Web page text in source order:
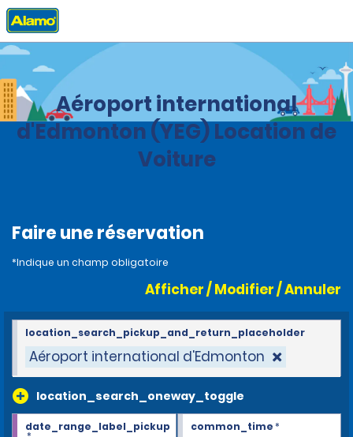
Accueil Agences
Aéroport international
d'Edmonton (YEG) Location de
Voiture
Faire une réservation
*Indique un champ obligatoire
Afficher / Modifier / Annuler
Aéroport international d'Edmonton
location_search_oneway_toggle
location_search_pickup_and_return_placeholder
date_range_label_pickup common_time*